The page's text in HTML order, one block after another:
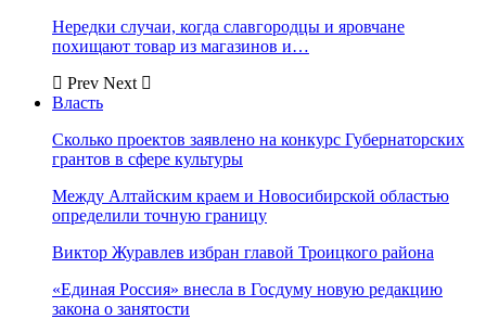
Нередки случаи, когда славгородцы и яровчане
похищают товар из магазинов и…
Prev Next
Власть
Сколько проектов заявлено на конкурс Губернаторских
грантов в сфере культуры
Между Алтайским краем и Новосибирской областью
определили точную границу
Виктор Журавлев избран главой Троицкого района
«Единая Россия» внесла в Госдуму новую редакцию
закона о занятости